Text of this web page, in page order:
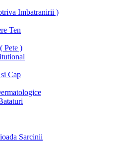
Imbatranirii )
Ten
Pete )
Cap
Sarcinii